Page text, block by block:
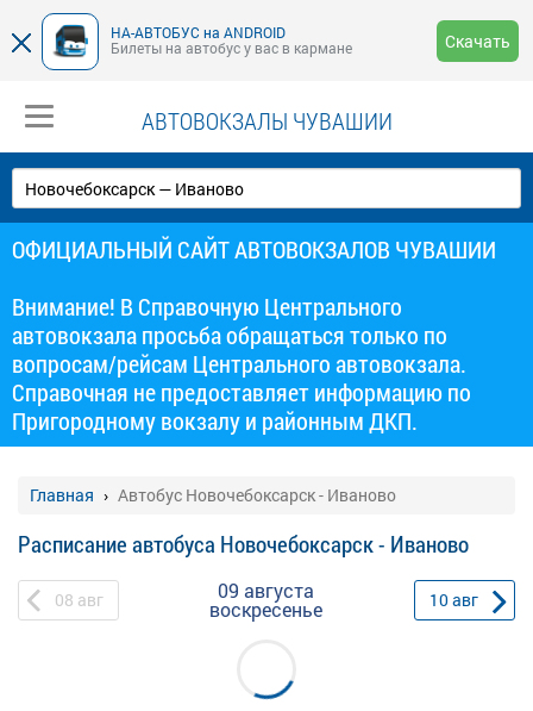
НА-АВТОБУС на ANDROID
Билеты на автобус у вас в кармане
Скачать
АВТОВОКЗАЛЫ ЧУВАШИИ
ОФИЦИАЛЬНЫЙ САЙТ АВТОВОКЗАЛОВ ЧУВАШИИ
Внимание! В Справочную Центрального
автовокзала просьба обращаться только по
вопросам/рейсам Центрального автовокзала.
Справочная не предоставляет информацию по
Пригородному вокзалу и районным ДКП.
Главная Автобус Новочебоксарск - Иваново
Расписание автобуса Новочебоксарск - Иваново
08 авг 09 августа
воскресенье 10авг